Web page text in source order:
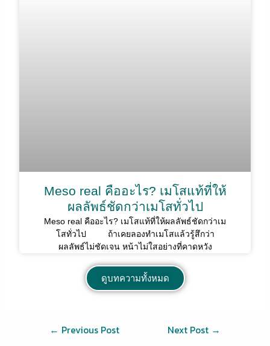
Meso real คืออะไร? เมโสแท้ที่ให้
ผลลัพธ์ชัดกว่าเมโสทั่วไป
Meso real คืออะไร? เมโสแท้ที่ให้ผลลัพธ์ชัดกว่าเม
โสทั่วไป ถ้าเคยลองทำเมโสแล้วรู้สึกว่า
ผลลัพธ์ไม่ชัดเจน หน้าไม่ใสอย่างที่คาดหวัง
ดูบทความทั้งหมด
← Previous Post Next Post →